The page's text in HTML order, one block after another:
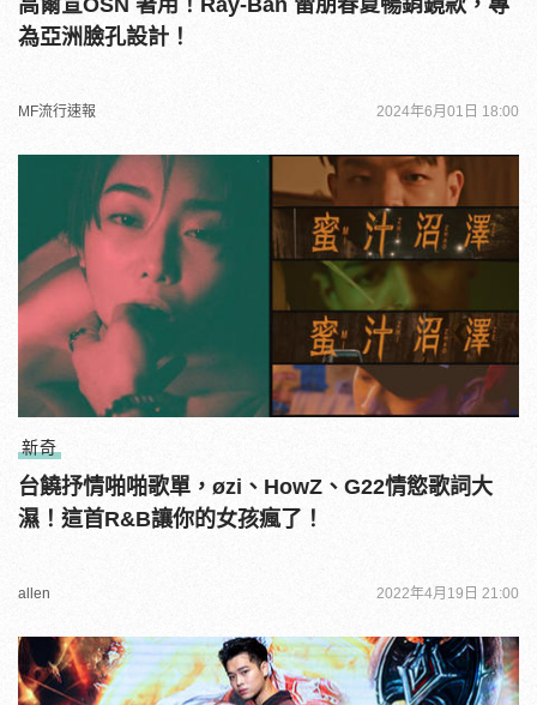
為亞洲臉孔設計！
MF流行速報 2024年6月01日 18:00
新奇
台饒抒情啪啪歌單，øzi、HowZ、G22情慾歌詞大
濕！這首R&B讓你的女孩瘋了！
allen 2022年4月19日 21:00